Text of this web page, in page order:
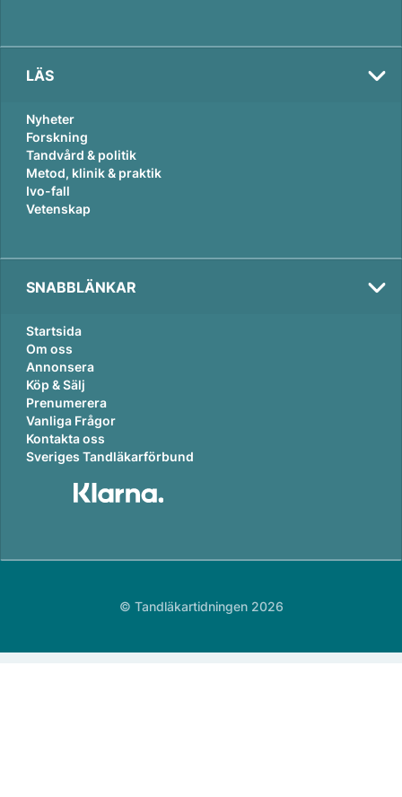
LÄS
Nyheter
Forskning
Tandvård & politik
Metod, klinik & praktik
Ivo-fall
Vetenskap
SNABBLÄNKAR
Startsida
Om oss
Annonsera
Köp & Sälj
Prenumerera
Vanliga Frågor
Kontakta oss
Sveriges Tandläkarförbund
© Tandläkartidningen 2026